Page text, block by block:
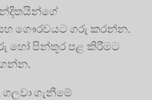
ගෞරවයට ගරු කරන්න.
හෝ පින්තූර පළ කිරීමට
ගන්න.
ගැනීමේ